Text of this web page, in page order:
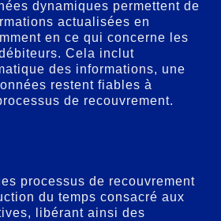
dynamiques permettent de
actualisées en
en ce qui concerne les
Cela inclut
des informations, une
restent fiables à
de recouvrement.
processus de recouvrement
du temps consacré aux
libérant ainsi des